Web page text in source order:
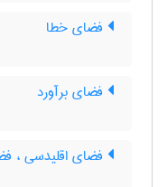
فضای خطا
فضای برآورد
فضای اقلیدسی ،